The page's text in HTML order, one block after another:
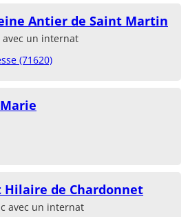
Antier de Saint Martin
avec un internat
(71620)
Hilaire de Chardonnet
avec un internat